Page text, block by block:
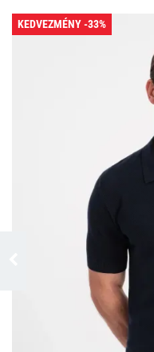
KEDVEZMÉNY -33%